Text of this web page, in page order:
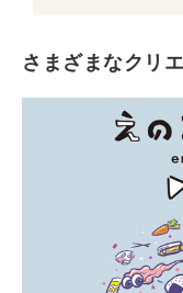
さまざまなクリ